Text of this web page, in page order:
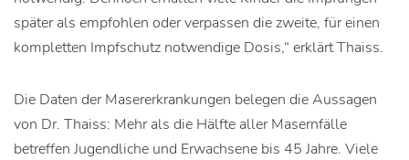
später als empfohlen oder verpassen die zweite, für einen
kompletten Impfschutz notwendige Dosis,“ erklärt Thaiss.
Die Daten der Masererkrankungen belegen die Aussagen
von Dr. Thaiss: Mehr als die Hälfte aller Masernfälle
betreffen Jugendliche und Erwachsene bis 45 Jahre. Viele